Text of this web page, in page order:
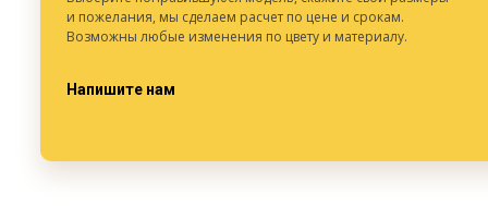
и пожелания, мы сделаем расчет по цене и срокам.
Возможны любые изменения по цвету и материалу.
Напишите нам